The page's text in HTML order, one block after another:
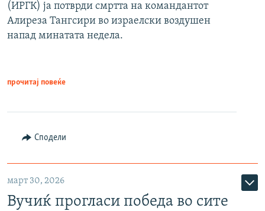
(ИРГК) ја потврди смртта на командантот
Алиреза Тангсири во израелски воздушен
напад минатата недела.
прочитај повеќе
Сподели
март 30, 2026
Вучиќ прогласи победа во сите